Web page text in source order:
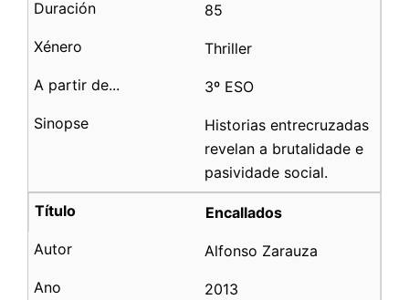
85
Thriller
3º ESO
Historias entrecruzadas
revelan a brutalidade e
pasividade social.
Encallados
Alfonso Zarauza
2013